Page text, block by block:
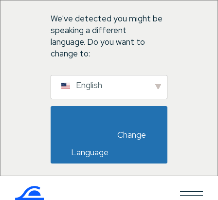
We've detected you might be
speaking a different
language. Do you want to
change to:
English
Language
Zum
springen